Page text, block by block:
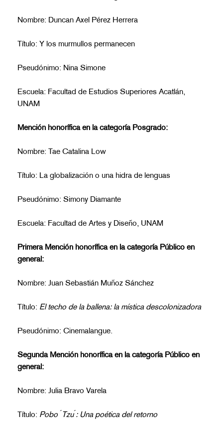
Nombre: Duncan Axel Pérez Herrera
Título: Y los murmullos permanecen
Pseudónimo: Nina Simone
Escuela: Facultad de Estudios Superiores Acatlán,
UNAM
Mención honorífica en la categoría Posgrado:
Nombre: Tae Catalina Low
Título: La globalización o una hidra de lenguas
Pseudónimo: Simony Diamante
Escuela: Facultad de Artes y Diseño, UNAM
Primera Mención honorífica en la categoría Público en
general:
Nombre: Juan Sebastián Muñoz Sánchez
Título: El techo de la ballena: la mística descolonizadora
Pseudónimo: Cinemalangue.
Segunda Mención honorífica en la categoría Público en
general:
Nombre: Julia Bravo Varela
Título: Pobo ́Tzu ́: Una poética del retorno